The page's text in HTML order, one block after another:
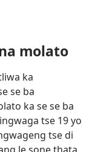
molato
ka
se ba
ka se se ba
tse 19 yo
tse di